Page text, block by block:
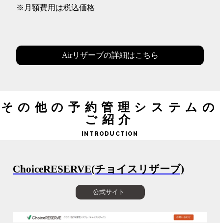
※月額費用は税込価格
Airリザーブの詳細はこちら
その他の予約管理システムの
ご紹介
INTRODUCTION
ChoiceRESERVE(チョイスリザーブ)
公式サイト